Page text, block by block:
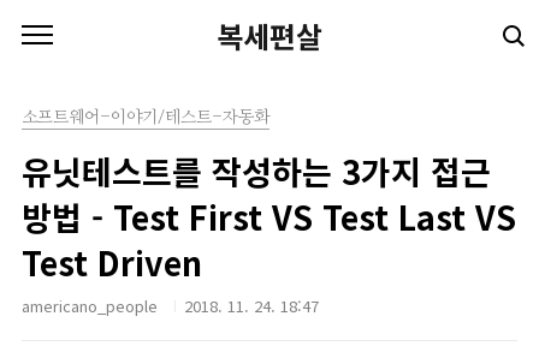
복세편살
소프트웨어-이야기/테스트-자동화
유닛테스트를 작성하는 3가지 접근
방법 - Test First VS Test Last VS
Test Driven
americano_people 2018. 11. 24. 18:47